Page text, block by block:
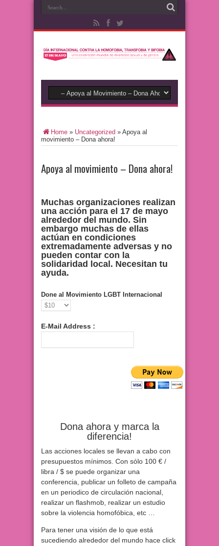
Home » Uncategorized » Apoya al
movimiento – Dona ahora!
Apoya al movimiento – Dona ahora!
Muchas organizaciones realizan
una acción para el 17 de mayo
alrededor del mundo. Sin
embargo muchas de ellas
actúan en condiciones
extremadamente adversas y no
pueden contar con la
solidaridad local. Necesitan tu
ayuda.
Done al Movimiento LGBT Internacional
E-Mail Address :
Dona ahora y marca la
diferencia!
Las acciones locales se llevan a cabo con
presupuestos mínimos. Con sólo 100 € /
libra / $ se puede organizar una
conferencia, publicar un folleto de campaña
en un periodico de circulación nacional,
realizar un flashmob, realizar un estudio
sobre la violencia homofóbica, etc …
Para tener una visión de lo que está
sucediendo alrededor del mundo hace click